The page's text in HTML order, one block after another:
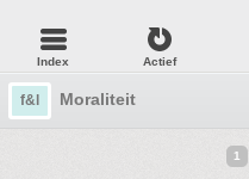
Index Actief
f&l Moraliteit
1